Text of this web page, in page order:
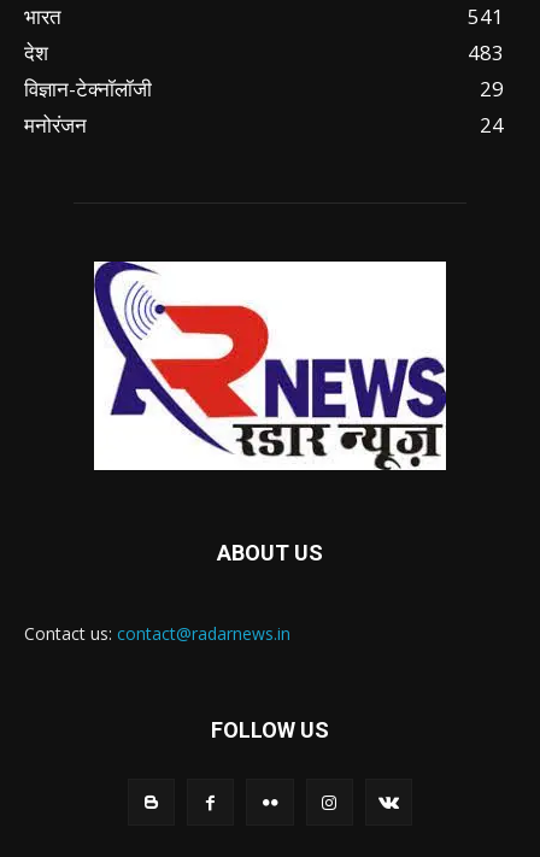
भारत
541
देश
483
विज्ञान-टेक्नॉलॉजी
29
मनोरंजन
24
ABOUT US
Contact us: contact@radarnews.in
FOLLOW US